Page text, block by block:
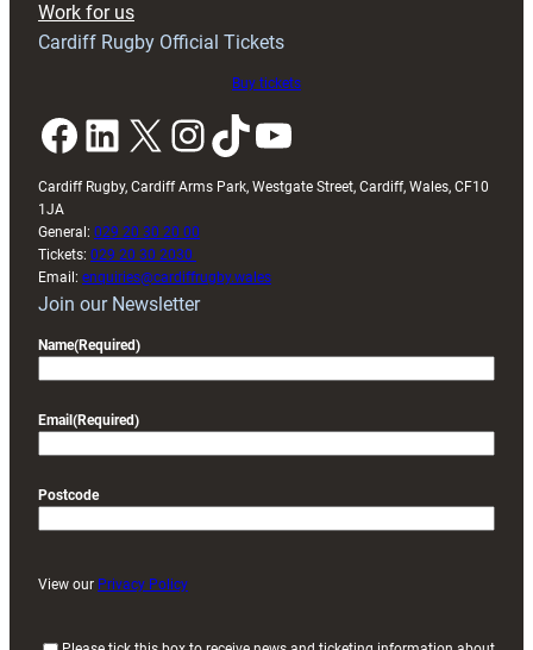
Work for us
Cardiff Rugby Official Tickets
Buy tickets
Facebook LinkedIn X InstagramTikTok YouTube
Cardiff Rugby, Cardiff Arms Park, Westgate Street, Cardiff, Wales, CF10
1JA
General: 029 20 30 20 00
Tickets: 029 20 30 2030
Email: enquiries@cardiffrugby.wales
Join our Newsletter
Name(Required)
Email (Required)
Postcode
View our Privacy Policy